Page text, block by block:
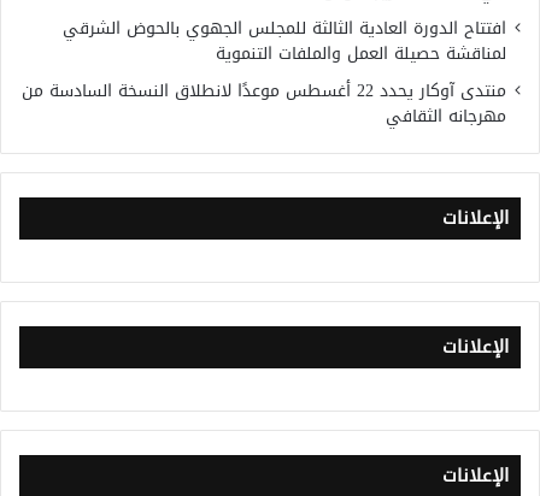
افتتاح الدورة العادية الثالثة للمجلس الجهوي بالحوض الشرقي
لمناقشة حصيلة العمل والملفات التنموية
منتدى آوكار يحدد 22 أغسطس موعدًا لانطلاق النسخة السادسة من
مهرجانه الثقافي
الإعلانات
الإعلانات
الإعلانات